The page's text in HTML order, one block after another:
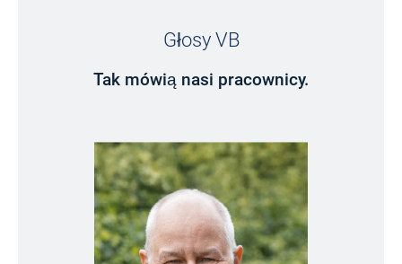
Głosy VB
Tak mówią nasi pracownicy.